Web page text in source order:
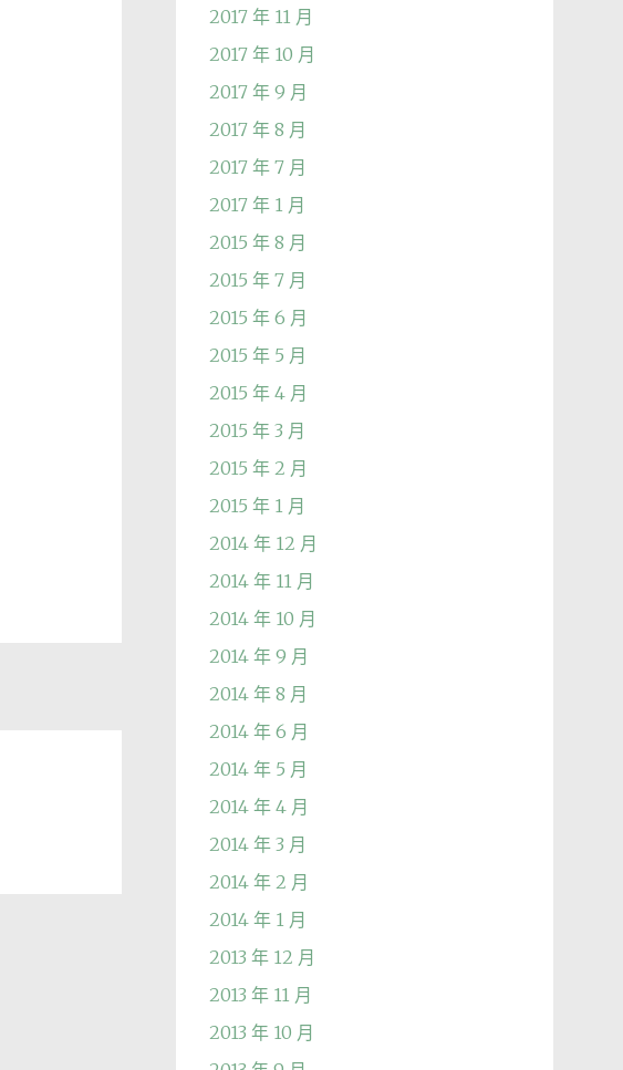
2017 年 11 月
2017 年 10 月
2017 年 9 月
2017 年 8 月
2017 年 7 月
2017 年 1 月
2015 年 8 月
2015 年 7 月
2015 年 6 月
2015 年 5 月
2015 年 4 月
2015 年 3 月
2015 年 2 月
2015 年 1 月
2014 年 12 月
2014 年 11 月
2014 年 10 月
2014 年 9 月
2014 年 8 月
2014 年 6 月
2014 年 5 月
2014 年 4 月
2014 年 3 月
2014 年 2 月
2014 年 1 月
2013 年 12 月
2013 年 11 月
2013 年 10 月